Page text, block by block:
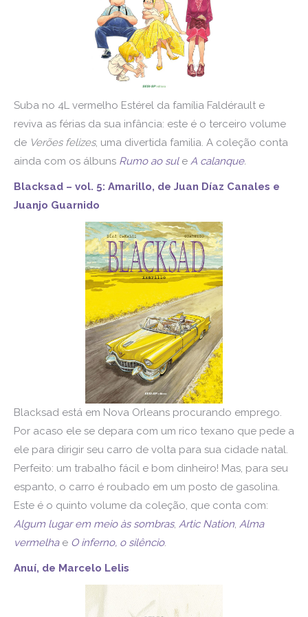
Suba no 4L vermelho Estérel da família Faldérault e
reviva as férias da sua infância: este é o terceiro volume
de Verões felizes, uma divertida familia. A coleção conta
ainda com os álbuns Rumo ao sul e A calanque.
Blacksad – vol. 5: Amarillo, de Juan Díaz Canales e
Juanjo Guarnido
Blacksad está em Nova Orleans procurando emprego.
Por acaso ele se depara com um rico texano que pede a
ele para dirigir seu carro de volta para sua cidade natal.
Perfeito: um trabalho fácil e bom dinheiro! Mas, para seu
espanto, o carro é roubado em um posto de gasolina.
Este é o quinto volume da coleção, que conta com:
Algum lugar em meio às sombras, Artic Nation, Alma
vermelha e O inferno, o silêncio.
Anuí, de Marcelo Lelis